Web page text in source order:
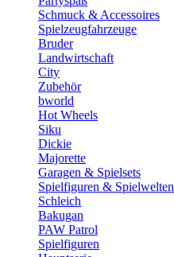
Schmuck & Accessoires
Spielzeugfahrzeuge
Bruder
Landwirtschaft
City
Zubehör
bworld
Hot Wheels
Siku
Dickie
Majorette
Garagen & Spielsets
Spielfiguren & Spielwelten
Schleich
Bakugan
PAW Patrol
Spielfiguren